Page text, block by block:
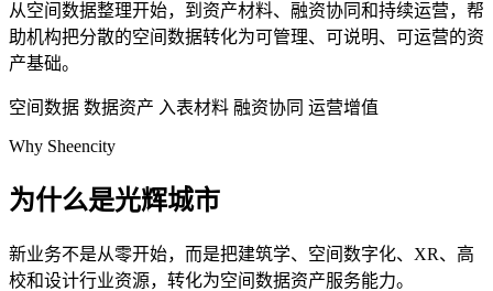
从空间数据整理开始，到资产材料、融资协同和持续运营，帮
助机构把分散的空间数据转化为可管理、可说明、可运营的资
产基础。
空间数据 数据资产 入表材料 融资协同 运营增值
Why Sheencity
为什么是光辉城市
新业务不是从零开始，而是把建筑学、空间数字化、XR、高
校和设计行业资源，转化为空间数据资产服务能力。